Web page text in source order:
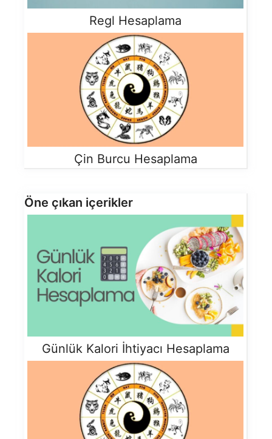
Regl Hesaplama
Çin Burcu Hesaplama
Öne çıkan içerikler
Günlük Kalori İhtiyacı Hesaplama